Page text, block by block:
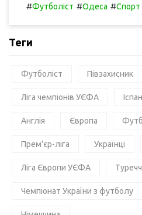
#Футболіст #Одеса #Спорт
Теги
Футболіст Півзахисник
Ліга чемпіонів УЄФА
Англія Європа
Прем'єр-ліга Українці
Ліга Європи УЄФА
Чемпіонат України з футболу